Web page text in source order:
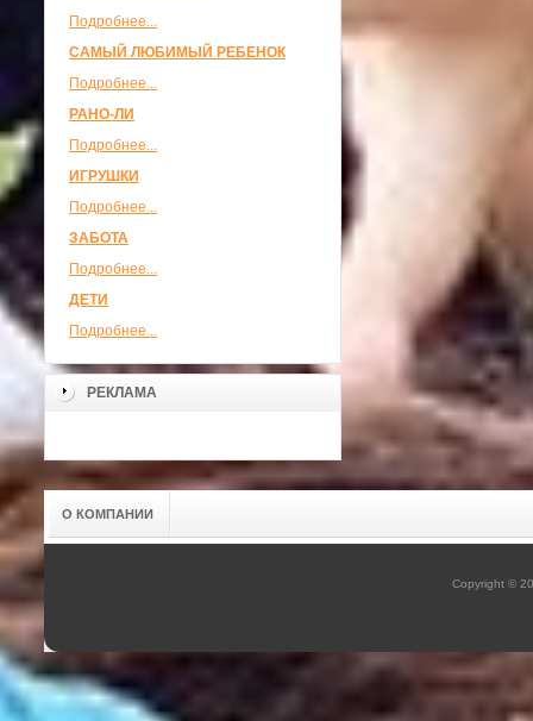
Подробнее...
САМЫЙ ЛЮБИМЫЙ РЕБЕНОК
Подробнее...
РАНО-ЛИ
Подробнее...
ИГРУШКИ
Подробнее...
ЗАБОТА
Подробнее...
ДЕТИ
Подробнее...
РЕКЛАМА
О КОМПАНИИ
Copyright ©